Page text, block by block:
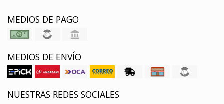
MEDIOS DE PAGO
MEDIOS DE ENVÍO
NUESTRAS REDES SOCIALES